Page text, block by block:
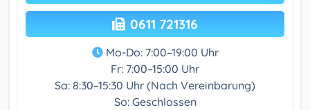
0611 721316
Mo-Do: 7:00–19:00 Uhr
Fr: 7:00–15:00 Uhr
Sa: 8:30–15:30 Uhr (Nach Vereinbarung)
So: Geschlossen